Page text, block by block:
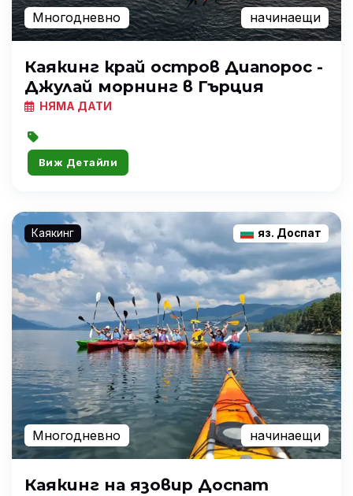
Многодневно начинаещи
Каякинг край остров Диапорос -
Джулай морнинг в Гърция
НЯМА ДАТИ
Виж Детайли
Каякинг яз. Доспат
Многодневно начинаещи
Каякинг на язовир Доспат